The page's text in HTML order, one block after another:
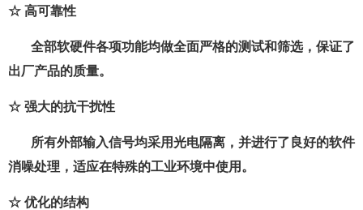
☆ 高可靠性
全部软硬件各项功能均做全面严格的测试和筛选，保证了
出厂产品的质量。
☆ 强大的抗干扰性
所有外部输入信号均采用光电隔离，并进行了良好的软件
消噪处理，适应在特殊的工业环境中使用。
☆ 优化的结构